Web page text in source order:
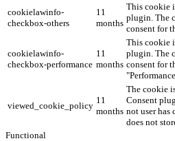
cookielawinfo-
checkbox-others
11
months
This cookie
plugin. The
consent for
cookielawinfo-
checkbox-performance
11
months
This cookie
plugin. The
consent for
viewed_cookie_policy
11
months
The cookie
Consent
not user has
does not
Functional